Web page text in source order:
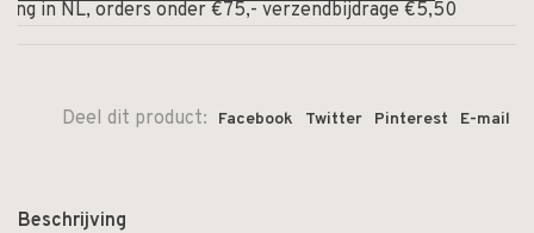
in NL, orders onder €75,- verzendbijdrage €5,50
Deel dit product: Facebook Twitter Pinterest E-mail
Beschrijving